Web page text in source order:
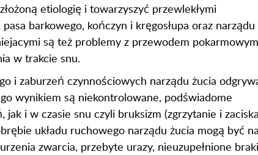
etiologię i towarzyszyć przewlekłymi
barkowego, kończyn i kręgosłupa oraz narządu
są też problemy z przewodem
w trakcie snu.
i zaburzeń czynnościowych narządu żucia
wynikiem są niekontrolowane, podświadome
i w czasie snu czyli bruksizm (zgrzytanie i
układu ruchowego narządu żucia mogą być na
zwarcia, przebyte urazy, nieuzupełnione braki